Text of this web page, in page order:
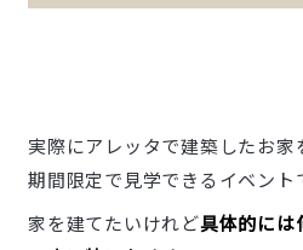
実際にアレッタで建築したお家
期間限定で見学できるイベント
家を建てたいけれど具体的には